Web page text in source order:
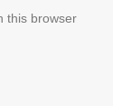
this browser